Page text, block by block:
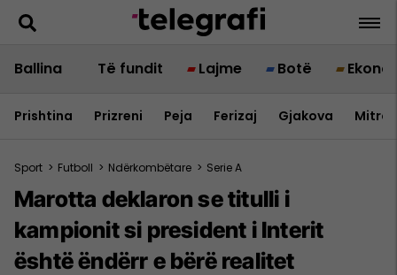
Ballina Të fundit Lajme Botë
Prishtina Prizreni Peja Ferizaj Gjakova
Sport > Futboll > Ndërkombëtare > Serie A
Marotta deklaron se titulli i
kampionit si president i Interit
është ëndërr e bërë realitet